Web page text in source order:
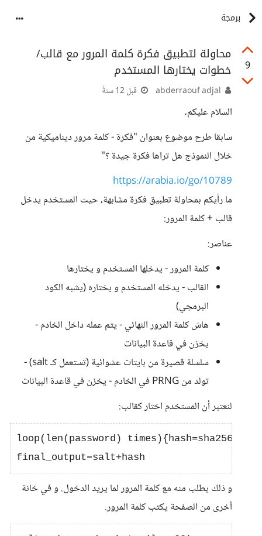
برمجة
9
محاولة لتطبيق فكرة كلمة المرور مع قالب/
خطوات يختارها المستخدم
قبل 12 سنةً
السلام عليكم،
سابقا طرح موضوع بعنوان "فكرة - كلمة مرور ديناميكية من
خلال النموذج هل تراها فكرة جيدة ؟"
https://arabia.io/go/10789
ما رأيكم بمحاولة تطبيق فكرة مشابهة، حيث المستخدم يدخل
قالب + كلمة المرور:
عناصر:
كلمة المرور - يدخلها المستخدم و يختارها
القالب - يدخله المستخدم و يختاره (يشبه الكود
البرمجي)
هاش كلمة المرور النهائي - يتم عمله داخل الخادم -
يخزن في قاعدة البيانات
سلسلة قصيرة من بايتات عشوائية (تستعمل كـ salt) -
تولد من PRNG في الخادم - يخزن في قاعدة البيانات
لنعتبر أن المستخدم اختار كقالب:
loop(len(password)
و ذلك يطلب منه مع كلمة المرور لما يريد الدخول. و في خانة
أخرى من الصفحة يكتب كلمة المرور.